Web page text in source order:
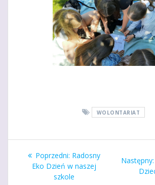
WOLONTARIAT
Nawigacja
wpisu
Poprzedni: Poprzedni
wpis:
Radosny
Eko Dzień w naszej
szkole
Następny: